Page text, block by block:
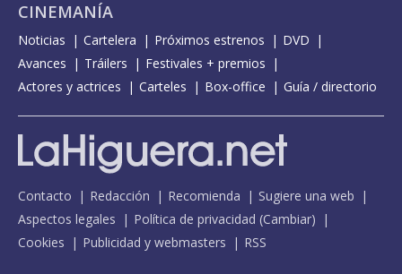
CINEMANÍA
Noticias Cartelera Próximos estrenos
DVD
Avances
Tráilers
Festivales + premios
Actores y actrices
Carteles Box-office Guía / directorio
Contacto Redacción Recomienda
Sugiere una web
Aspectos legales
Política de privacidad (Cambiar)
Cookies
Publicidad y webmasters RSS